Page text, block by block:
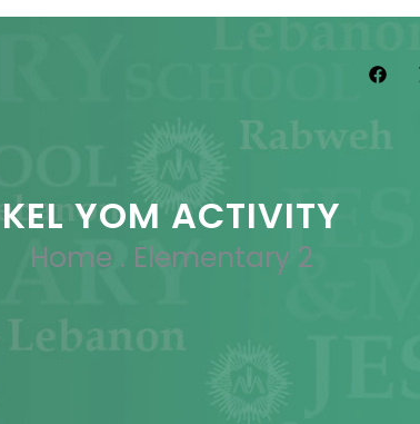
KEL YOM ACTIVITY
Home . Elementary 2